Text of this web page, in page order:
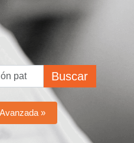
Buscar
»